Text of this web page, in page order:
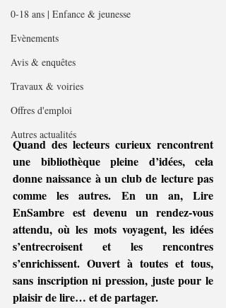
0-18 ans | Enfance & jeunesse
Evènements
Avis & enquêtes
Travaux & voiries
Offres d'emploi
Autres actualités
Quand des lecteurs curieux rencontrent
une bibliothèque pleine d’idées, cela
donne naissance à un club de lecture pas
comme les autres. En un an, Lire
EnSambre est devenu un rendez-vous
attendu, où les mots voyagent, les idées
s’entrecroisent et les rencontres
s’enrichissent. Ouvert à toutes et tous,
sans inscription ni pression, juste pour le
plaisir de lire… et de partager.